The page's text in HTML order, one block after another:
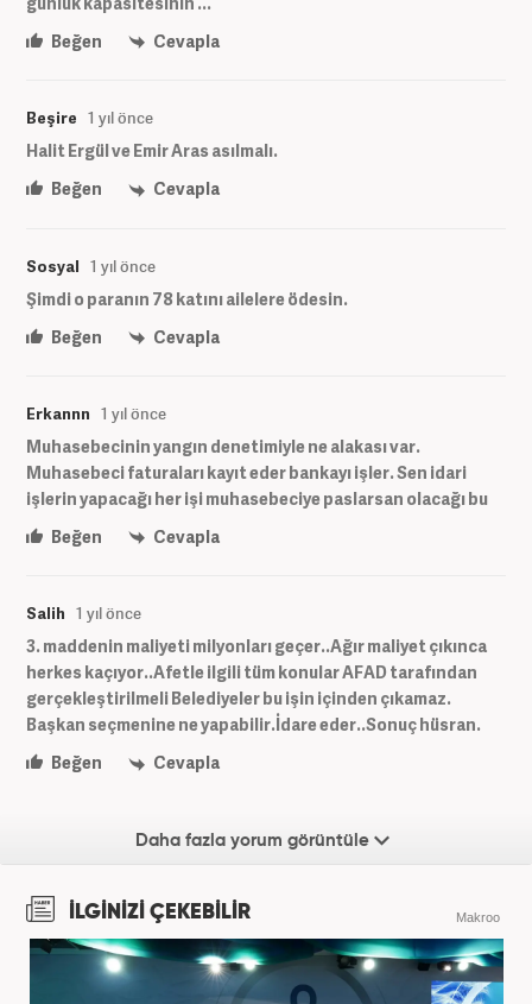
Beğen
Cevapla
Beşire 1 yıl önce
Halit Ergül ve Emir Aras asılmalı.
Beğen
Cevapla
Sosyal 1 yıl önce
Şimdi o paranın 78 katını ailelere ödesin.
Beğen
Cevapla
Erkannn 1 yıl önce
Muhasebecinin yangın denetimiyle ne alakası var.
Muhasebeci faturaları kayıt eder bankayı işler. Sen idari
işlerin yapacağı her işi muhasebeciye paslarsan olacağı bu
Beğen
Cevapla
Salih 1 yıl önce
3. maddenin maliyeti milyonları geçer..Ağır maliyet çıkınca
herkes kaçıyor..Afetle ilgili tüm konular AFAD tarafından
gerçekleştirilmeli Belediyeler bu işin içinden çıkamaz.
Başkan seçmenine ne yapabilir.İdare eder..Sonuç hüsran.
Beğen
Cevapla
Daha fazla yorum görüntüle
İLGİNİZİ ÇEKEBİLİR Makroo